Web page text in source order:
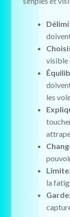
visible
les
la